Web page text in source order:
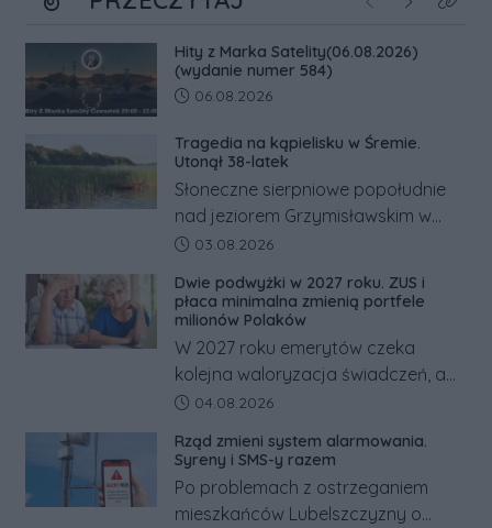
Poprzednie
NastępneKliknij
Hity z Marka Satelity(06.08.2026)
(wydanie numer 584)
Data dodania artykułu:
06.08.2026
Tragedia na kąpielisku w Śremie.
Utonął 38-latek
Słoneczne sierpniowe popołudnie
nad jeziorem Grzymisławskim w
powiecie śremskim zakończyło się
odwrócić nawet natychmiastowe
działania służb ratunkowych.
Data dodania artykułu:
03.08.2026
Dwie podwyżki w 2027 roku. ZUS i
płaca minimalna zmienią portfele
milionów Polaków
W 2027 roku emerytów czeka
kolejna waloryzacja świadczeń, a
pracowników podwyżka płacy
tym zmianom zyskają.
Data dodania artykułu:
04.08.2026
Rząd zmieni system alarmowania.
Syreny i SMS-y razem
Po problemach z ostrzeganiem
mieszkańców Lubelszczyzny o